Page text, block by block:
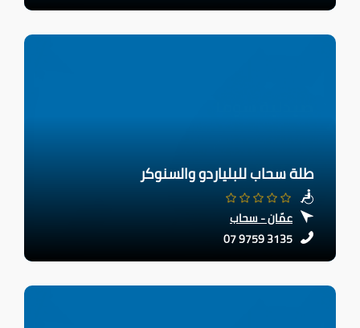
طلة سحاب للبلياردو والسنوكر
عمّان - سحاب
07 9759 3135